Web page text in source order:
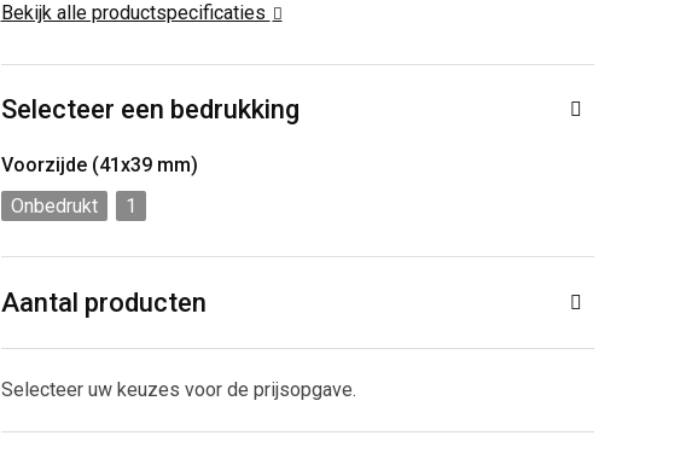
Bekijk alle productspecificaties
Selecteer een bedrukking
Voorzijde (41x39 mm)
Onbedrukt
1
Aantal producten
Selecteer uw keuzes voor de prijsopgave.